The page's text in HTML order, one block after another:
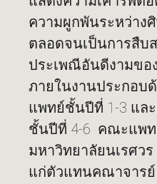
ความผูกพันระหว่าง
ตลอดจนเป็นการสืบ
ประเพณีอันดีงามขอ
ภายในงานประกอบ
แพทย์ชั้นปีที่ 1-3 แล
ชั้นปีที่ 4-6 คณะแพท
มหาวิทยาลัยนเรศว
แก่ตัวแทนคณาจาร